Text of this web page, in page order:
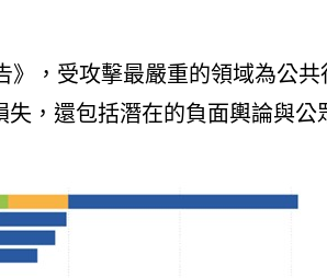
》，受攻擊最嚴重的領域為公
，還包括潛在的負面輿論與公